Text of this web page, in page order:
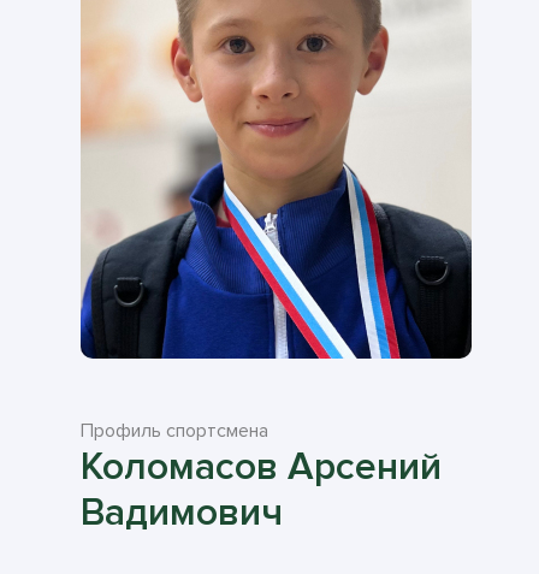
Профиль спортсмена
Коломасов Арсений
Вадимович